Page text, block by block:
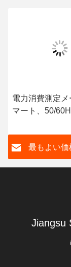
電力消費測定メ
マート、50/
最もよい価
Jiangsu